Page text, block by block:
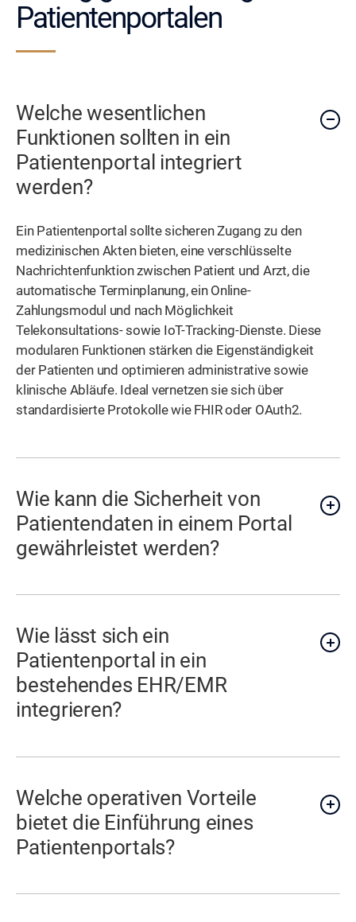
Patientenportalen
Welche wesentlichen
Funktionen sollten in ein
Patientenportal integriert
werden?
Ein Patientenportal sollte sicheren Zugang zu den
medizinischen Akten bieten, eine verschlüsselte
Nachrichtenfunktion zwischen Patient und Arzt, die
automatische Terminplanung, ein Online-
Zahlungsmodul und nach Möglichkeit
Telekonsultations- sowie IoT-Tracking-Dienste. Diese
modularen Funktionen stärken die Eigenständigkeit
der Patienten und optimieren administrative sowie
klinische Abläufe. Ideal vernetzen sie sich über
standardisierte Protokolle wie FHIR oder OAuth2.
Wie kann die Sicherheit von
Patientendaten in einem Portal
gewährleistet werden?
Wie lässt sich ein
Patientenportal in ein
bestehendes EHR/EMR
integrieren?
Welche operativen Vorteile
bietet die Einführung eines
Patientenportals?